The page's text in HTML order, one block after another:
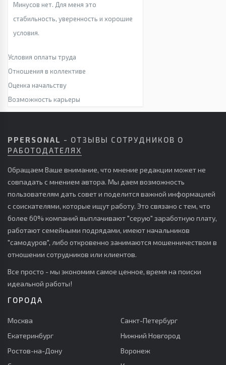
Минусов нет. Для меня это
стабильность, уверенность и хорошие
условия.
Условия оплаты труда
Отношения в коллективе
Оценка начальству
Возможность карьеры
PPERSONAL - ОТЗЫВЫ СОТРУДНИКОВ О
РАБОТОДАТЕЛЯХ
Обращаем Ваше внимание, что мнение редакции может не
совпадать с мнением автора. Мы даем возможность
пользователям дать совет и поделится важной информацией
с соискателями, которые ищут работу. Это связано с тем, что
более 60% компаний выплачивают "серую" заработную плату,
работают семейными подрядами, имеют начальников
"самодуров", либо откровенно занимаются мошенничеством в
отношении сотрудников или клиентов.
Все просто - мы экономим самое ценное, время на поиски
идеальной работы!
ГОРОДА
Москва
Санкт-Петербург
Екатеринбург
Нижний Новгород
Ростов-на-Дону
Воронеж